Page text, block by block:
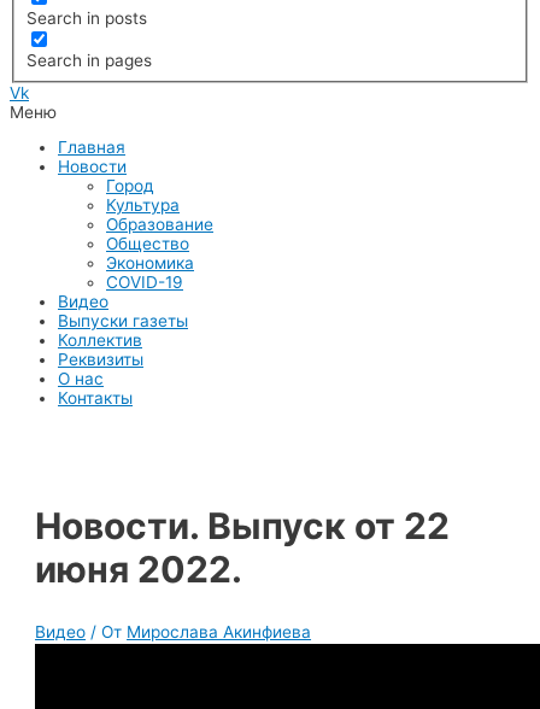
Search in posts
Search in pages
Vk
Меню
Главная
Новости
Город
Культура
Образование
Общество
Экономика
COVID-19
Видео
Выпуски газеты
Коллектив
Реквизиты
О нас
Контакты
Новости. Выпуск от 22
июня 2022.
Видео / От Мирослава Акинфиева